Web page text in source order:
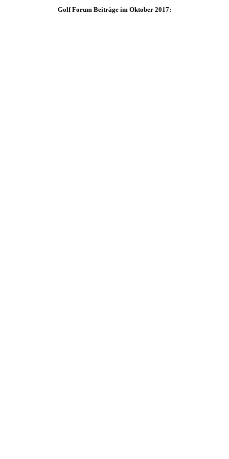
Golf Forum Beiträge im Oktober 2017: